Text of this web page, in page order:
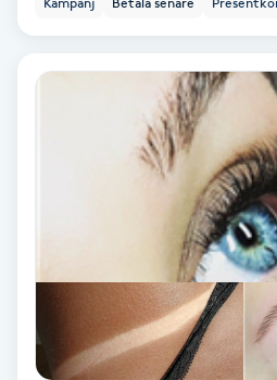
Barnklippning